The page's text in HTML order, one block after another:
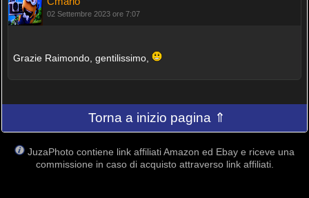
02 Settembre 2023 ore 7:07
Grazie Raimondo, gentilissimo,
Torna a inizio pagina ⇑
JuzaPhoto contiene link affiliati Amazon ed Ebay e riceve una
commissione in caso di acquisto attraverso link affiliati.